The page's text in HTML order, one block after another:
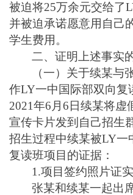
被迫将25万余元交给了
并被迫承诺愿意用自己
学生费用。
二、证明上述事实
（一）关于续某与
作LY一中国际部双向复
2021年6月6日续某将虚
宣传卡片发到自己招生
招生过程中续某被LY一
复读班项目的证据：
1.项目签约照片证实
张某和续某一起出